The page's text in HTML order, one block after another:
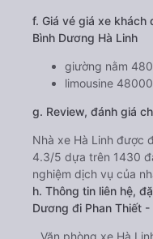
f. Giá vé giá xe khách
Bình Dương Hà Linh
giường nằm
limousine
g. Review, đánh giá
Nhà xe Hà Linh được
4.3/5 dựa trên 1430
nghiệm dịch vụ của
h. Thông tin liên hệ,
Dương đi Phan Thiết -
Văn phòng xe Hà